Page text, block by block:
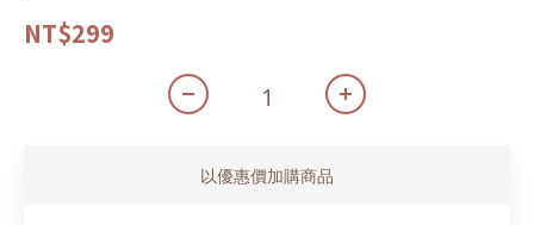
NT$299
以優惠價加購商品